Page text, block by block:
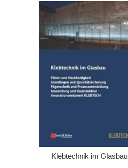
Klebtechnik im Glasbau
IN DEN WARENKORB